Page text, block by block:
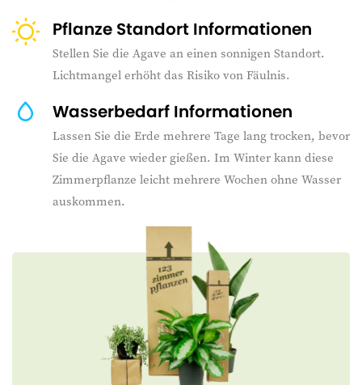
Pflanze Standort Informationen
Stellen Sie die Agave an einen sonnigen Standort.
Lichtmangel erhöht das Risiko von Fäulnis.
Wasserbedarf Informationen
Lassen Sie die Erde mehrere Tage lang trocken, bevor
Sie die Agave wieder gießen. Im Winter kann diese
Zimmerpflanze leicht mehrere Wochen ohne Wasser
auskommen.